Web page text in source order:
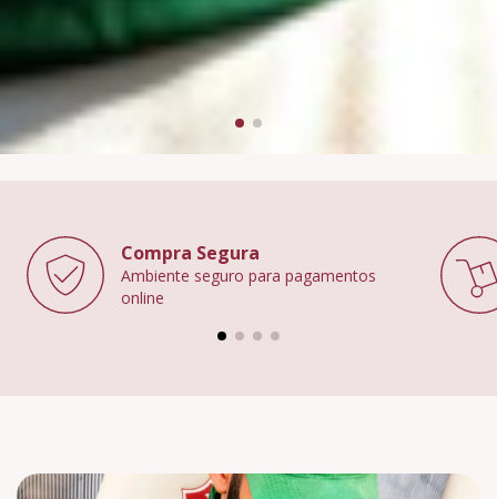
Compra Segura
Ambiente seguro para pagamentos
online